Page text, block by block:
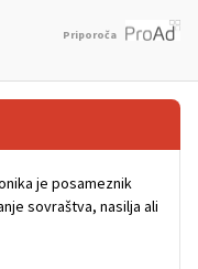
Priporoča
je posameznik
sovraštva, nasilja ali